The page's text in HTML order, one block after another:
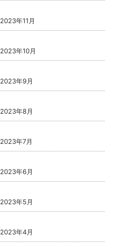
2023年11月
2023年10月
2023年9月
2023年8月
2023年7月
2023年6月
2023年5月
2023年4月